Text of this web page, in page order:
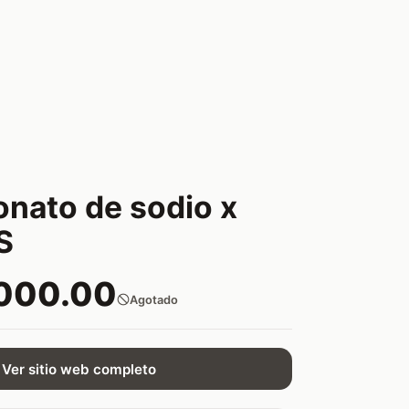
de sodio x
Agotado
Ver sitio web completo